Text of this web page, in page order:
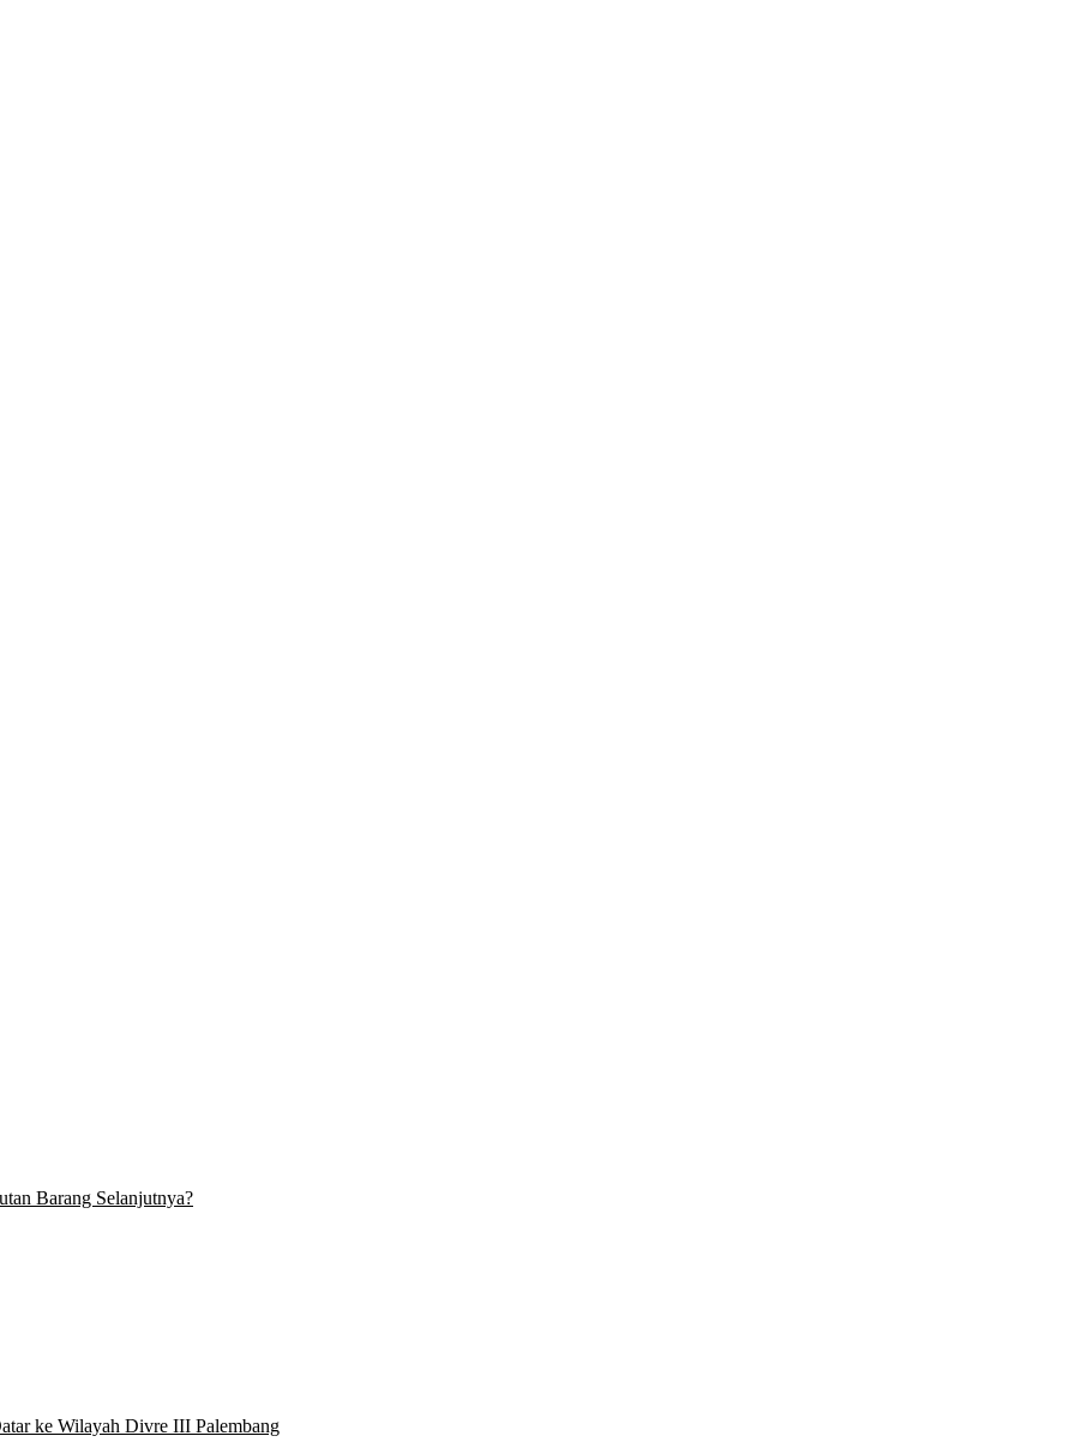
Barang Selanjutnya?
ke Wilayah Divre III Palembang